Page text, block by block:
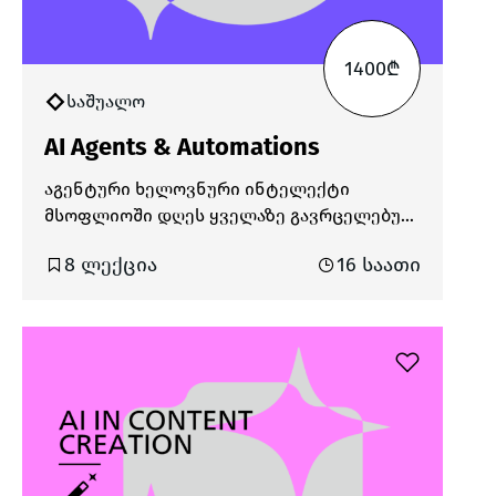
საშუალო
1400₾
AI Agents & Automations
აგენტური ხელოვნური ინტელექტი
მსოფლიოში დღეს ყველაზე გავრცელებულ
ის შექმნილია იმისთვის, რომ იმოქმედოს
გადაწყვეტილებები ადამიანის
მინიმალური ჩარევით. ანუ, მას შეუძლია
შეასრულოს კომპლექსური ამოცანები,
როგორიცაა დაგეგმვა, პრობლემის
გადაჭრა და კომუნიკაცია. AI აგენტები და
no-code ავტომატიზაცია საშუალებას
გვაძლევს, შევქმნათ სისტემები,
8 ლექცია 16 საათი